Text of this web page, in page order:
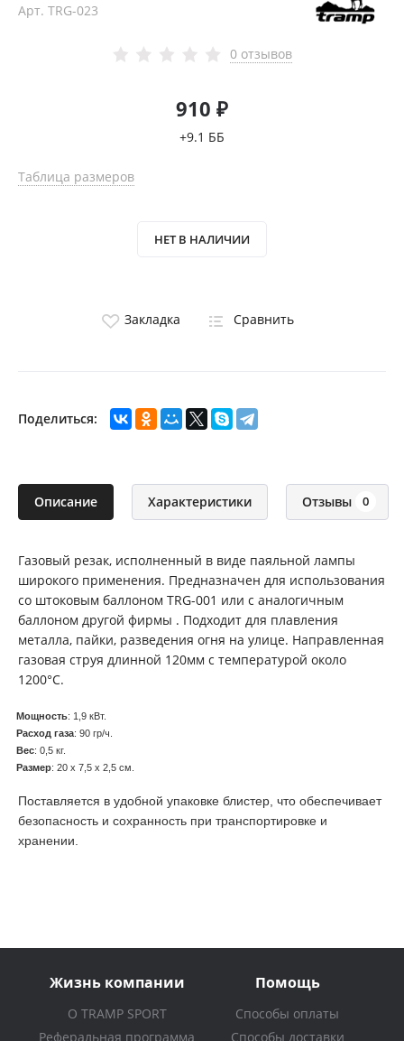
Арт. TRG-023
0 отзывов
910 ₽
+9.1 ББ
Таблица размеров
НЕТ В НАЛИЧИИ
Закладка Сравнить
Поделиться:
Описание Характеристики Отзывы 0
Газовый резак, исполненный в виде паяльной лампы
широкого применения. Предназначен для использования
со штоковым баллоном TRG-001 или с аналогичным
баллоном другой фирмы . Подходит для плавления
металла, пайки, разведения огня на улице. Направленная
газовая струя длинной 120мм с температурой около
1200°С.
Мощность: 1,9 кВт.
Расход газа: 90 гр/ч.
Вес: 0,5 кг.
Размер: 20 х 7,5 х 2,5 см.
Поставляется в удобной упаковке блистер, что обеспечивает
безопасность и сохранность при транспортировке и
хранении.
Жизнь компании
О TRAMP SPORT
Реферальная программа
Помощь
Способы оплаты
Способы доставки